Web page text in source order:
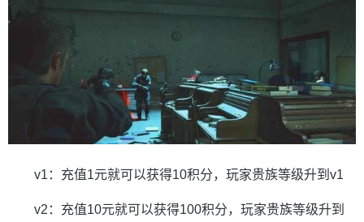
v1：充值1元就可以获得10积分，玩家贵族等级升到v1
v2：充值10元就可以获得100积分，玩家贵族等级升到